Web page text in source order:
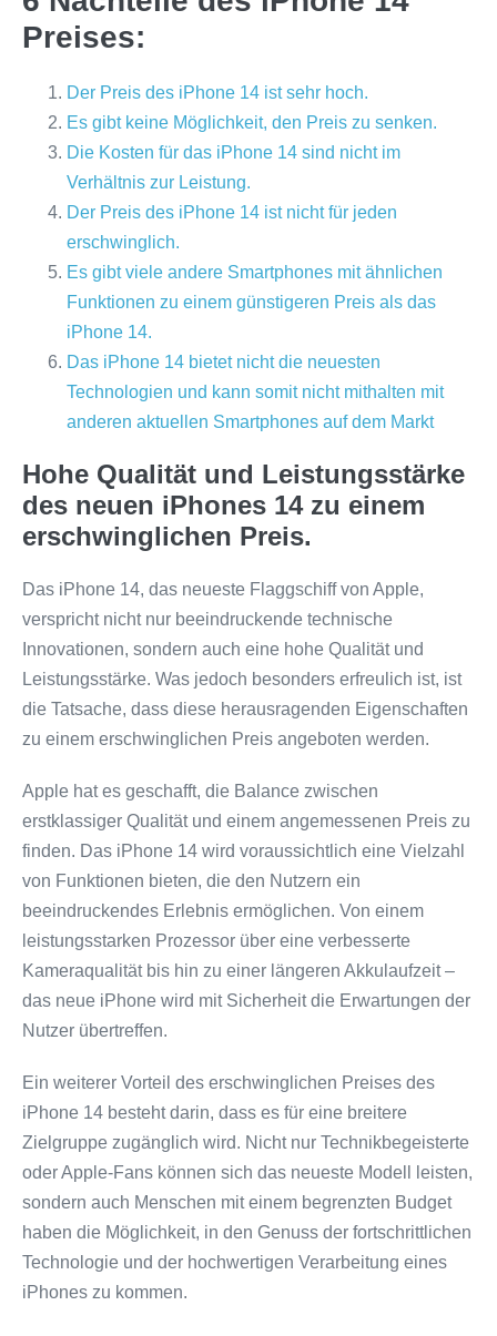
Preises:
Der Preis des iPhone 14 ist sehr hoch.
Es gibt keine Möglichkeit, den Preis zu senken.
Die Kosten für das iPhone 14 sind nicht im
Verhältnis zur Leistung.
Der Preis des iPhone 14 ist nicht für jeden
erschwinglich.
Es gibt viele andere Smartphones mit ähnlichen
Funktionen zu einem günstigeren Preis als das
iPhone 14.
Das iPhone 14 bietet nicht die neuesten
Technologien und kann somit nicht mithalten mit
anderen aktuellen Smartphones auf dem Markt
Hohe Qualität und Leistungsstärke
des neuen iPhones 14 zu einem
erschwinglichen Preis.
Das iPhone 14, das neueste Flaggschiff von Apple,
verspricht nicht nur beeindruckende technische
Innovationen, sondern auch eine hohe Qualität und
Leistungsstärke. Was jedoch besonders erfreulich ist, ist
die Tatsache, dass diese herausragenden Eigenschaften
zu einem erschwinglichen Preis angeboten werden.
Apple hat es geschafft, die Balance zwischen
erstklassiger Qualität und einem angemessenen Preis zu
finden. Das iPhone 14 wird voraussichtlich eine Vielzahl
von Funktionen bieten, die den Nutzern ein
beeindruckendes Erlebnis ermöglichen. Von einem
leistungsstarken Prozessor über eine verbesserte
Kameraqualität bis hin zu einer längeren Akkulaufzeit –
das neue iPhone wird mit Sicherheit die Erwartungen der
Nutzer übertreffen.
Ein weiterer Vorteil des erschwinglichen Preises des
iPhone 14 besteht darin, dass es für eine breitere
Zielgruppe zugänglich wird. Nicht nur Technikbegeisterte
oder Apple-Fans können sich das neueste Modell leisten,
sondern auch Menschen mit einem begrenzten Budget
haben die Möglichkeit, in den Genuss der fortschrittlichen
Technologie und der hochwertigen Verarbeitung eines
iPhones zu kommen.